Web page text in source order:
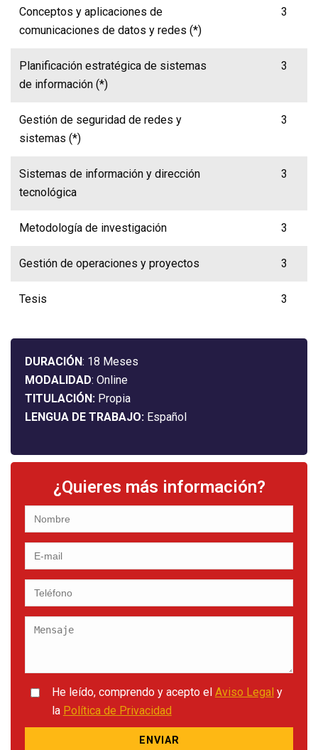
Conceptos y aplicaciones de
comunicaciones de datos y redes (*)
3
Planificación estratégica de sistemas
de información (*)
3
Gestión de seguridad de redes y
sistemas (*)
3
Sistemas de información y dirección
tecnológica
3
Metodología de investigación 3
Gestión de operaciones y proyectos 3
Tesis 3
DURACIÓN: 18 Meses
MODALIDAD: Online
TITULACIÓN: Propia
LENGUA DE TRABAJO: Español
¿Quieres más información?
He leído, comprendo y acepto el Aviso Legal y
la Política de Privacidad